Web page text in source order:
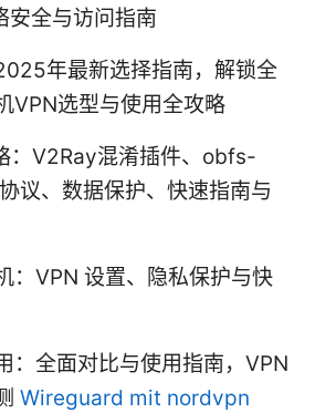
安全与访问指南
年最新选择指南，解锁全
VPN选型与使用全攻略
：V2Ray混淆插件、obfs-
议、数据保护、快速指南与
：VPN 设置、隐私保护与快
：全面对比与使用指南，VPN
Wireguard mit nordvpn